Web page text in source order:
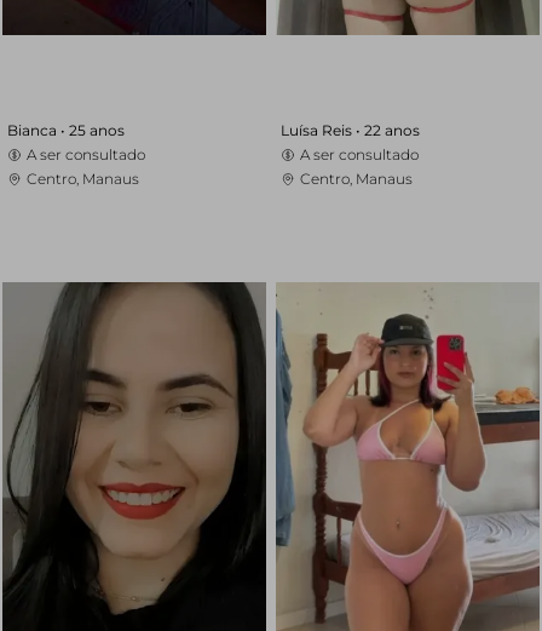
Bianca • 25 anos
A ser consultado
Centro, Manaus
Luísa Reis • 22 anos
A ser consultado
Centro, Manaus